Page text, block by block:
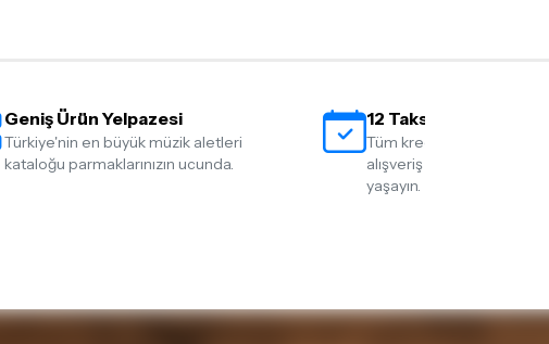
Geniş Ürün Yelpazesi
Türkiye'nin en büyük müzik aletleri
kataloğu parmaklarınızın ucunda.
12 Taksit İmkanı
Tüm kredi kartlarına 12
alışveriş yapmanın
yaşayın.